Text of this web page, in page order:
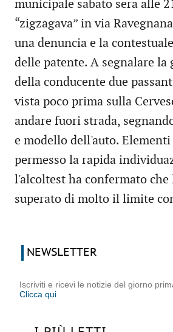
municipale sabato sera alle
“zigzagava” in via
una denuncia e la
delle patente. A segnalare la
della conducente due
vista poco prima sulla
andare fuori strada,
e modello dell'auto.
permesso la rapida
l'alcoltest ha confermato che
superato di molto il limite
NEWSLETTER
Iscriviti e ricevi le notizie del giorno
Clicca qui